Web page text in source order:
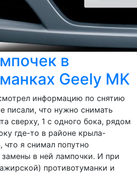
в
Geely MK
информацию по снятию
писали, что нужно снимать
сверху, 1 с одного бока, рядом
где-то в районе крыла-
я снимал попутно
замены в ней лампочки. И при
противотуманки и